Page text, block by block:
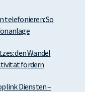
telefonieren: So
den Wandel
fördern
Diensten –